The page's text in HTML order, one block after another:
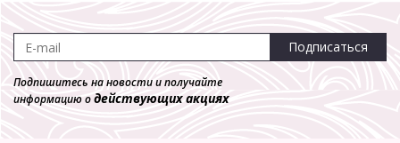
Подписаться
Подпишитесь на новости и получайте
информацию одействующих акциях